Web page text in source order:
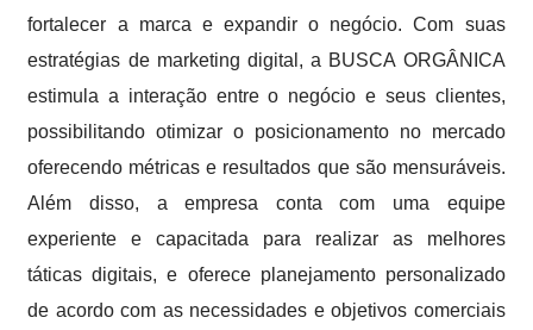
fortalecer a marca e expandir o negócio. Com suas
estratégias de marketing digital, a BUSCA ORGÂNICA
estimula a interação entre o negócio e seus clientes,
possibilitando otimizar o posicionamento no mercado
oferecendo métricas e resultados que são mensuráveis.
Além disso, a empresa conta com uma equipe
experiente e capacitada para realizar as melhores
táticas digitais, e oferece planejamento personalizado
de acordo com as necessidades e objetivos comerciais